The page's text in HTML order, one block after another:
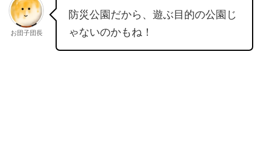
お団子団長
防災公園だから、遊ぶ目的の公園じ
ゃないのかもね！